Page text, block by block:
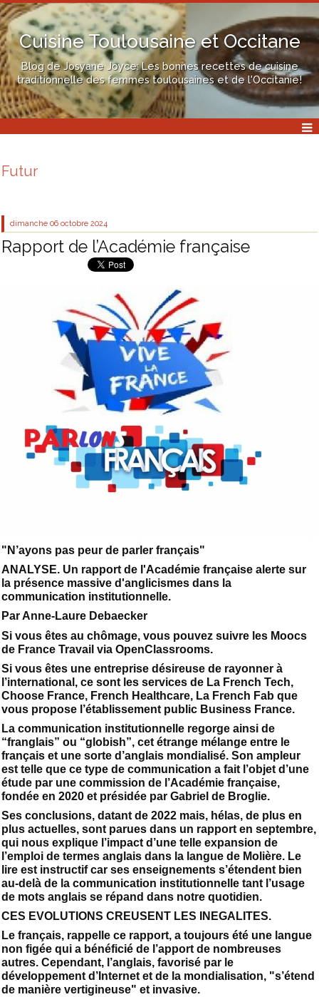
Cuisine Toulousaine et Occitane
Blog de Josyane Joyce: Les bonnes recettes de cuisine
traditionnelle des femmes toulousaines et de l'Occitanie!
Futur
dimanche 06 octobre 2024
Rapport de l’Académie française
"N’ayons pas peur de parler français"
ANALYSE. Un rapport de l'Académie française alerte sur
la présence massive d'anglicismes dans la
communication institutionnelle.
Par Anne-Laure Debaecker
Si vous êtes au chômage, vous pouvez suivre les Moocs
de France Travail via OpenClassrooms.
Si vous êtes une entreprise désireuse de rayonner à
l’international, ce sont les services de La French Tech,
Choose France, French Healthcare, La French Fab que
vous propose l’établissement public Business France.
La communication institutionnelle regorge ainsi de
“franglais” ou “globish”, cet étrange mélange entre le
français et une sorte d’anglais mondialisé. Son ampleur
est telle que ce type de communication a fait l’objet d’une
étude par une commission de l’Académie française,
fondée en 2020 et présidée par Gabriel de Broglie.
Ses conclusions, datant de 2022 mais, hélas, de plus en
plus actuelles, sont parues dans un rapport en septembre,
qui nous explique l’impact d’une telle expansion de
l’emploi de termes anglais dans la langue de Molière. Le
lire est instructif car ses enseignements s’étendent bien
au-delà de la communication institutionnelle tant l’usage
de mots anglais se répand dans notre quotidien.
CES EVOLUTIONS CREUSENT LES INEGALITES.
Le français, rappelle ce rapport, a toujours été une langue
non figée qui a bénéficié de l’apport de nombreuses
autres. Cependant, l’anglais, favorisé par le
développement d’Internet et de la mondialisation, "s’étend
de manière vertigineuse" et invasive.